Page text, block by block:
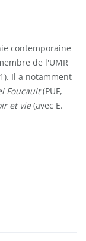
contemporaine
de l'UMR
Il a notamment
Foucault(PUF,
et vie(avec E.